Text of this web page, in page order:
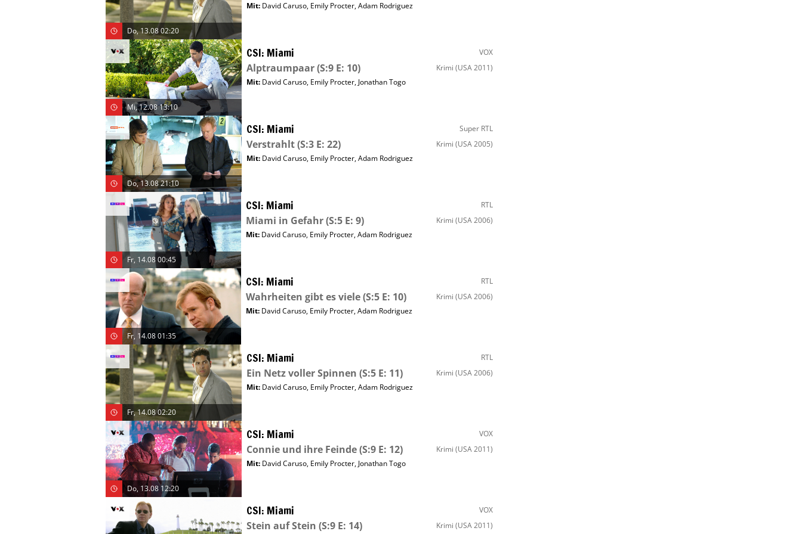
Do, 13.08 02:20
Mit: David Caruso, Emily Procter,Adam Rodriguez
Mi, 12.08 13:10
CSI: Miami VOX
Alptraumpaar(S:9 E: 10) Krimi (USA 2011)
Mit: David Caruso, Emily Procter, Jonathan Togo
Do, 13.08 21:10
CSI: Miami Super RTL
Verstrahlt(S:3 E: 22) Krimi (USA 2005)
Mit: David Caruso, Emily Procter,Adam Rodriguez
Fr, 14.08 00:45
CSI: Miami RTL
Miami in Gefahr(S:5 E: 9) Krimi (USA 2006)
Mit: David Caruso, Emily Procter,Adam Rodriguez
Fr, 14.08 01:35
CSI: Miami RTL
Wahrheiten gibt es viele(S:5 E: 10) Krimi (USA 2006)
Mit: David Caruso, Emily Procter,Adam Rodriguez
Fr, 14.08 02:20
CSI: Miami RTL
Ein Netz voller Spinnen (S:5 E: 11) Krimi (USA 2006)
Mit: David Caruso, Emily Procter,Adam Rodriguez
Do, 13.08 12:20
CSI: Miami VOX
Connie und ihre Feinde(S:9 E: 12) Krimi (USA 2011)
Mit: David Caruso, Emily Procter, Jonathan Togo
CSI: Miami VOX
Stein auf Stein (S:9 E: 14) Krimi (USA 2011)